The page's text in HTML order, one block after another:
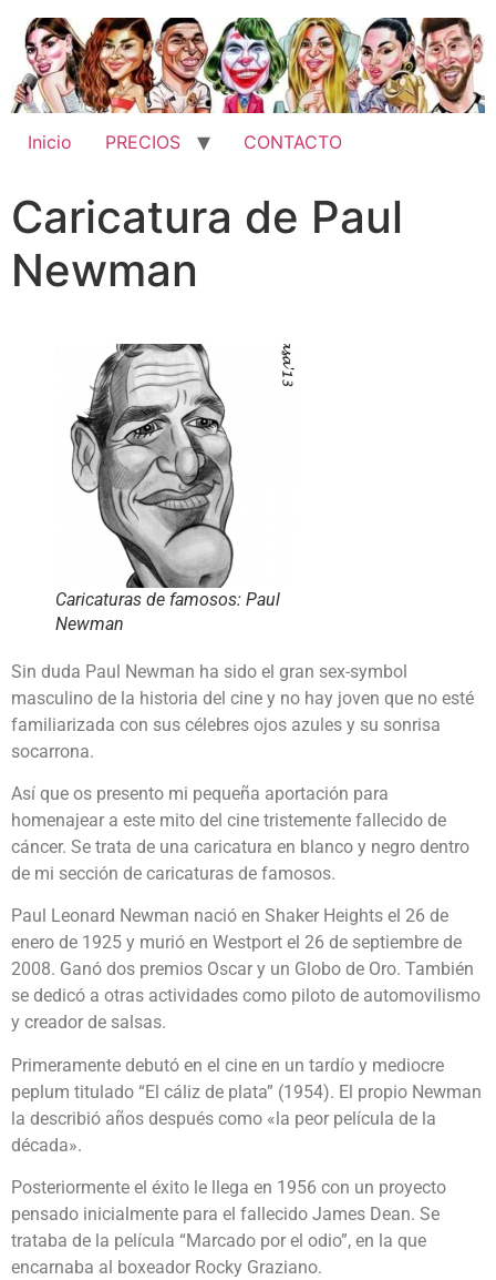
Inicio PRECIOS CONTACTO
Caricatura de Paul
Newman
Caricaturas de famosos: Paul
Newman
Sin duda Paul Newman ha sido el gran sex-symbol
masculino de la historia del cine y no hay joven que no esté
familiarizada con sus célebres ojos azules y su sonrisa
socarrona.
Así que os presento mi pequeña aportación para
homenajear a este mito del cine tristemente fallecido de
cáncer. Se trata de una caricatura en blanco y negro dentro
de mi sección de caricaturas de famosos.
Paul Leonard Newman nació en Shaker Heights el 26 de
enero de 1925 y murió en Westport el 26 de septiembre de
2008. Ganó dos premios Oscar y un Globo de Oro. También
se dedicó a otras actividades como piloto de automovilismo
y creador de salsas.
Primeramente debutó en el cine en un tardío y mediocre
peplum titulado “El cáliz de plata” (1954). El propio Newman
la describió años después como «la peor película de la
década».
Posteriormente el éxito le llega en 1956 con un proyecto
pensado inicialmente para el fallecido James Dean. Se
trataba de la película “Marcado por el odio”, en la que
encarnaba al boxeador Rocky Graziano.